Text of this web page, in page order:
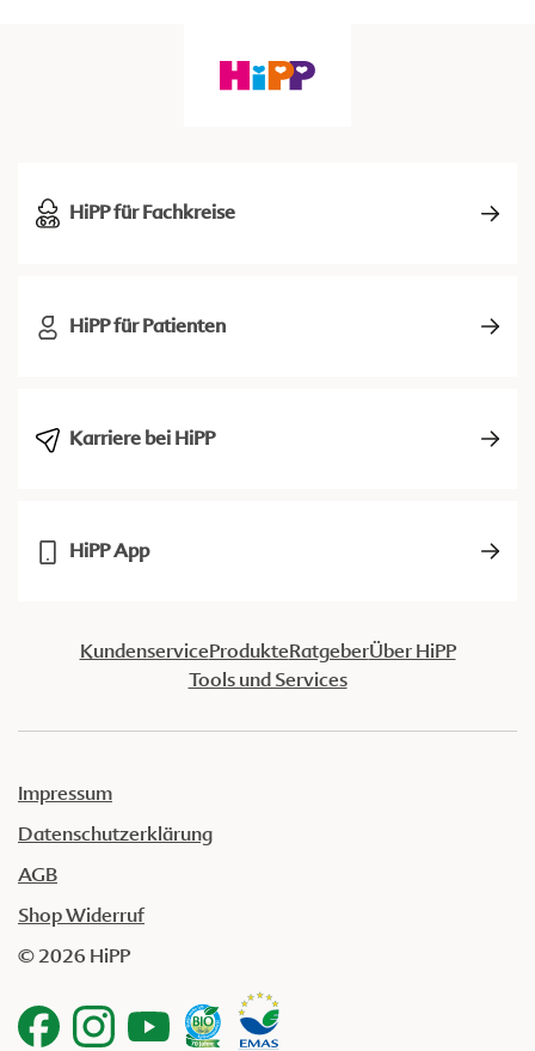
HiPP für Fachkreise
HiPP für Patienten
Karriere bei HiPP
HiPP App
KundenserviceProdukteRatgeberÜber HiPP
Tools und Services
Impressum
Datenschutzerklärung
AGB
Shop Widerruf
© 2026 HiPP